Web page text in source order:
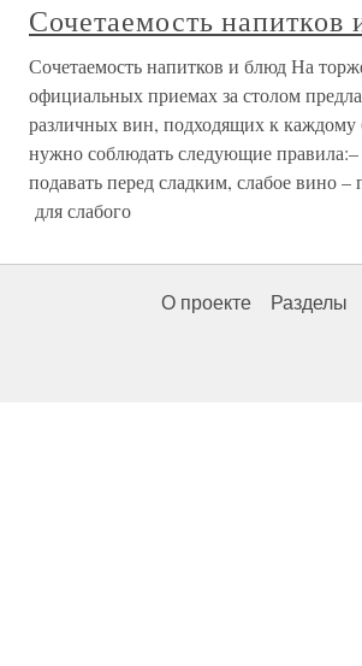
Сочетаемость напитков
Сочетаемость напитков и блюд На
официальных приемах за столом
различных вин, подходящих к
нужно соблюдать следующие
подавать перед сладким, слабое вино –
для слабого
О проекте Разделы